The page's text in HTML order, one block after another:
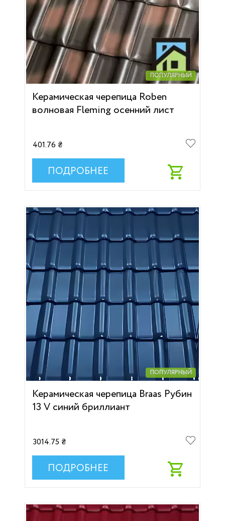
ПОПУЛЯРНЫЙ
Керамическая черепица Roben
волновая Fleming осенний лист
401.76 ₴
ПОДРОБНЕЕ
ПОПУЛЯРНЫЙ
Керамическая черепица Braas Рубин
13 V синий бриллиант
3014.75 ₴
ПОДРОБНЕЕ